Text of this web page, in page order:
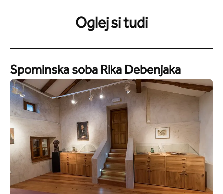
Oglej si tudi
Spominska soba Rika Debenjaka